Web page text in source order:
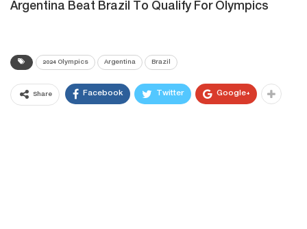
Argentina Beat Brazil To Qualify For Olympics
2024 Olympics Argentina Brazil
Share Facebook Twitter Google+